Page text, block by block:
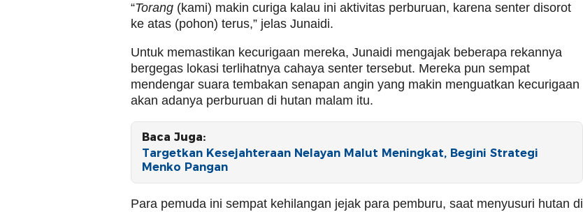
“Torang (kami) makin curiga kalau ini aktivitas perburuan, karena senter disorot
ke atas (pohon) terus,” jelas Junaidi.
Untuk memastikan kecurigaan mereka, Junaidi mengajak beberapa rekannya
bergegas lokasi terlihatnya cahaya senter tersebut. Mereka pun sempat
mendengar suara tembakan senapan angin yang makin menguatkan kecurigaan
akan adanya perburuan di hutan malam itu.
Baca Juga:
Targetkan Kesejahteraan Nelayan Malut Meningkat, Begini Strategi
Menko Pangan
Para pemuda ini sempat kehilangan jejak para pemburu, saat menyusuri hutan di